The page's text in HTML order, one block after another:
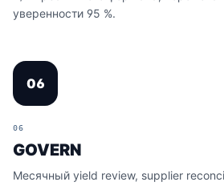
уверенности 95 %.
06
06
GOVERN
Месячный yield review, supplier